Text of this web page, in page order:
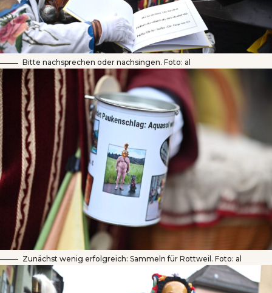
Bitte nachsprechen oder nachsingen. Foto: al
Zunächst wenig erfolgreich: Sammeln für Rottweil. Foto: al